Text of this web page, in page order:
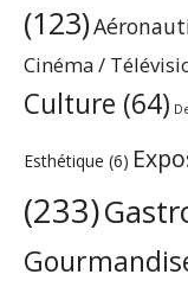
(123)
Cinéma /
Culture (64)
Esthétique (6)
(233)